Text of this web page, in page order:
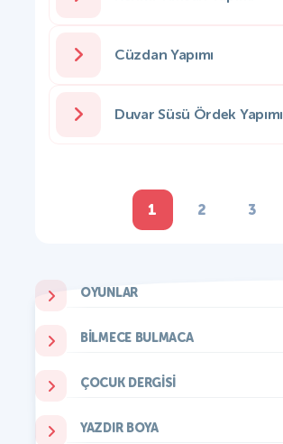
OYUNLAR
BILMECE BULMACA
ÇOCUK DERGISI
YAZDIR BOYA
Cüzdan Yapımı
Duvar Süsü Ördek Yapımı
1 2 3